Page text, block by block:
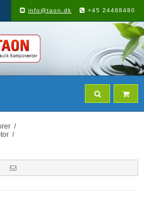
info@taon.dk +45 24488480
/
/